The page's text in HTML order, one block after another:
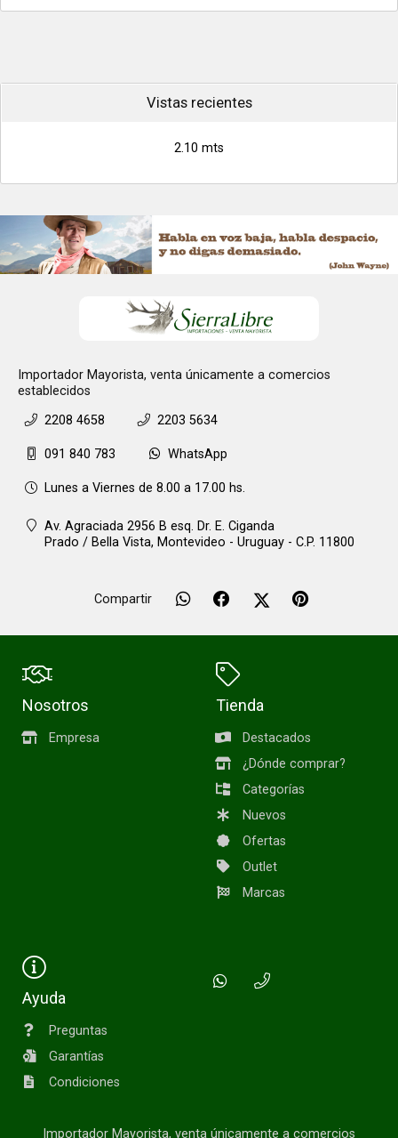
Vistas recientes
2.10 mts
Importador Mayorista, venta únicamente a comercios
establecidos
2208 4658
2203 5634
091 840 783 WhatsApp
Lunes a Viernes de 8.00 a 17.00 hs.
Av. Agraciada 2956 B esq. Dr. E. Ciganda
Prado / Bella Vista, Montevideo - Uruguay - C.P. 11800
Compartir
Nosotros
Empresa
Tienda
Destacados
¿Dónde comprar?
Categorías
Nuevos
Ofertas
Outlet
Marcas
Ayuda
Preguntas
Garantías
Condiciones
Importador Mayorista, venta únicamente a comercios